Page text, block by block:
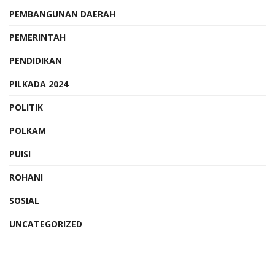
PEMBANGUNAN DAERAH
PEMERINTAH
PENDIDIKAN
PILKADA 2024
POLITIK
POLKAM
PUISI
ROHANI
SOSIAL
UNCATEGORIZED